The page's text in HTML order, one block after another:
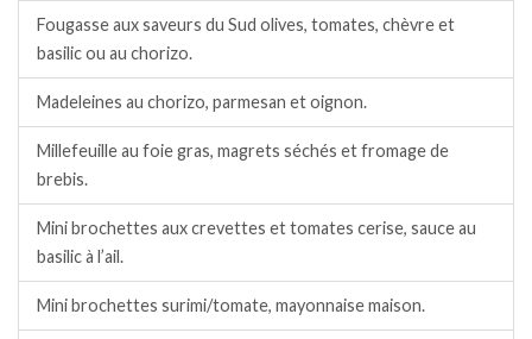
Fougasse aux saveurs du Sud olives, tomates, chèvre et
basilic ou au chorizo.
Madeleines au chorizo, parmesan et oignon.
Millefeuille au foie gras, magrets séchés et fromage de
brebis.
Mini brochettes aux crevettes et tomates cerise, sauce au
basilic à l’ail.
Mini brochettes surimi/tomate, mayonnaise maison.